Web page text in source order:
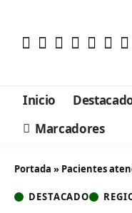
Inicio
Marcadores
Portada » Pacientes
DESTACADO